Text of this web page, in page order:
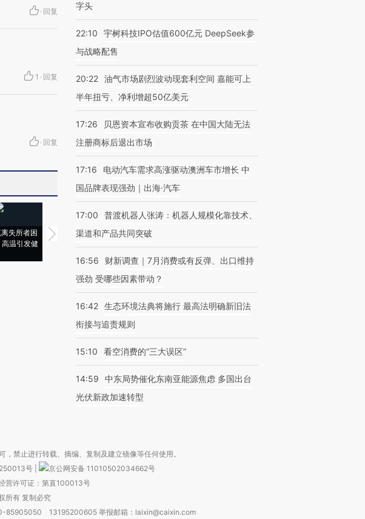
· 回复
1 · 回复
· 回复
失所者困
高温引发健
视线｜HYROX的吸金
马航飞行员跨国走私7万
育部长拱下台
字头
22:10
宇树科技IPO估值600亿元 DeepSeek参
与战略配售
20:22 油气市场剧烈波动现套利空间 嘉能可上
半年扭亏、净利增超50亿美元
17:26
贝恩资本宣布收购贡茶 在中国大陆无法
注册商标后退出市场
17:16
电动汽车需求高涨驱动澳洲车市增长 中
国品牌表现强劲｜出海·汽车
17:00
普渡机器人张涛：机器人规模化靠技术、
渠道和产品共同突破
16:56
财新调查｜7月消费或有反弹、出口维持
强劲 受哪些因素带动？
16:42 生态环境法典将施行 最高法明确新旧法
衔接与追责规则
15:10 看空消费的“三大误区”
14:59
中东局势催化东南亚能源焦虑 多国出台
光伏新政加速转型
禁止进行转载、摘编、复制及建立镜像等任何使用。
号
京公网安备 11010502034662号
营许可证：第直100013号
所有 复制必究
85905050 13195200605 举报邮箱：laixin@caixin.com